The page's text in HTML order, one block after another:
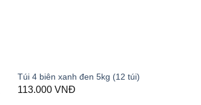
Túi 4 biên xanh đen 5kg (12 túi)
113.000VNĐ